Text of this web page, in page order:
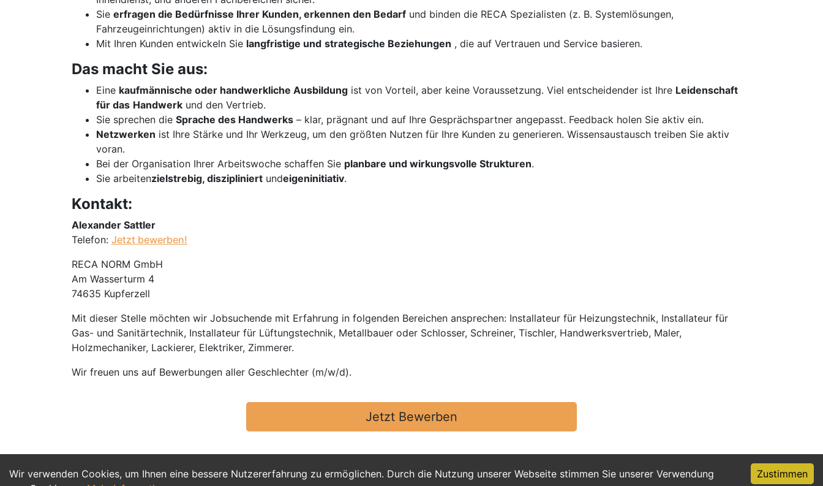
Wir verwenden Cookies, um Ihnen eine bessere Nutzererfahrung zu ermöglichen. Durch die Nutzung unserer Webseite stimmen Sie unserer Verwendung
Zustimmen
Sie erfragen die Bedürfnisse Ihrer Kunden, erkennen den Bedarf und binden die RECA Spezialisten (z. B. Systemlösungen,
Fahrzeugeinrichtungen) aktiv in die Lösungsfindung ein.
Mit Ihren Kunden entwickeln Sie langfristige und strategische Beziehungen , die auf Vertrauen und Service basieren.
Das macht Sie aus:
Eine kaufmännische oder handwerkliche Ausbildung ist von Vorteil, aber keine Voraussetzung. Viel entscheidender ist Ihre Leidenschaft
für das Handwerk und den Vertrieb.
Sie sprechen die Sprache des Handwerks – klar, prägnant und auf Ihre Gesprächspartner angepasst. Feedback holen Sie aktiv ein.
Netzwerken ist Ihre Stärke und Ihr Werkzeug, um den größten Nutzen für Ihre Kunden zu generieren. Wissensaustausch treiben Sie aktiv
voran.
Bei der Organisation Ihrer Arbeitswoche schaffen Sie planbare und wirkungsvolle Strukturen.
Sie arbeitenzielstrebig, diszipliniert undeigeninitiativ.
Kontakt:
Alexander Sattler
Telefon: Jetzt bewerben!
RECA NORM GmbH
Am Wasserturm 4
74635 Kupferzell
Mit dieser Stelle möchten wir Jobsuchende mit Erfahrung in folgenden Bereichen ansprechen: Installateur für Heizungstechnik, Installateur für
Gas- und Sanitärtechnik, Installateur für Lüftungstechnik, Metallbauer oder Schlosser, Schreiner, Tischler, Handwerksvertrieb, Maler,
Holzmechaniker, Lackierer, Elektriker, Zimmerer.
Wir freuen uns auf Bewerbungen aller Geschlechter (m/w/d).
Jetzt Bewerben